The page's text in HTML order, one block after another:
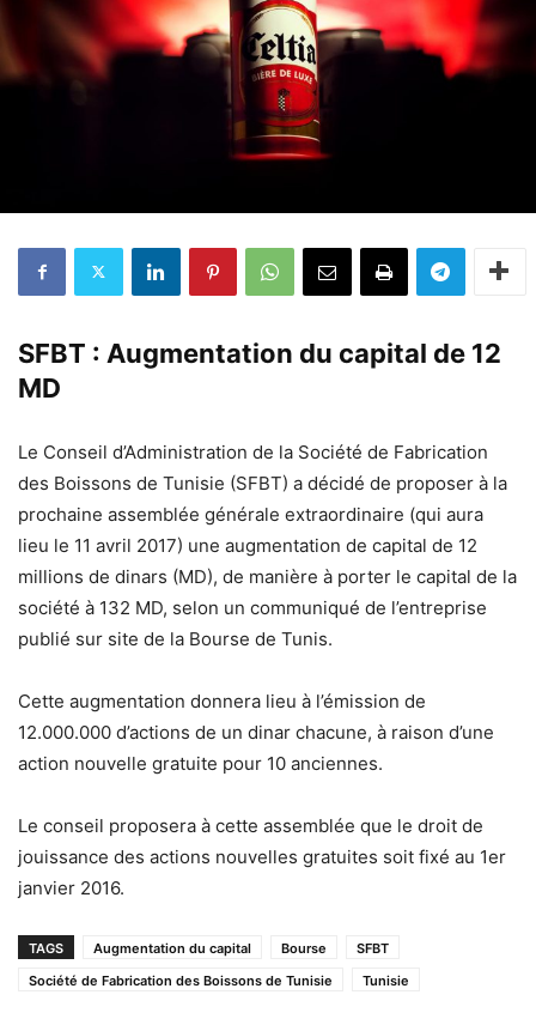
SFBT : Augmentation du capital de 12
MD
Le Conseil d’Administration de la Société de Fabrication
des Boissons de Tunisie (SFBT) a décidé de proposer à la
prochaine assemblée générale extraordinaire (qui aura
lieu le 11 avril 2017) une augmentation de capital de 12
millions de dinars (MD), de manière à porter le capital de la
société à 132 MD, selon un communiqué de l’entreprise
publié sur site de la Bourse de Tunis.
Cette augmentation donnera lieu à l’émission de
12.000.000 d’actions de un dinar chacune, à raison d’une
action nouvelle gratuite pour 10 anciennes.
Le conseil proposera à cette assemblée que le droit de
jouissance des actions nouvelles gratuites soit fixé au 1er
janvier 2016.
TAGS Augmentation du capital Bourse
SFBT
Société de Fabrication des Boissons de Tunisie
Tunisie